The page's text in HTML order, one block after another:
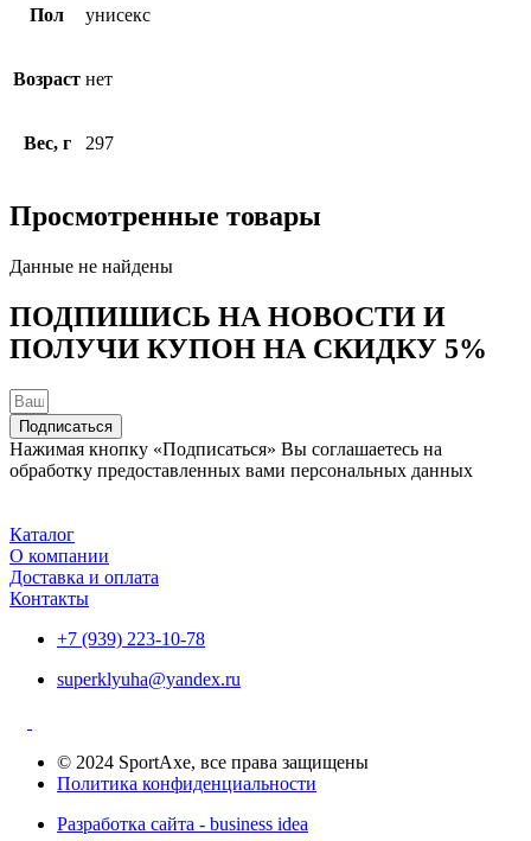
Пол унисекс
Возраст нет
Вес, г 297
Просмотренные товары
Данные не найдены
ПОДПИШИСЬ НА НОВОСТИ И
ПОЛУЧИ КУПОН НА СКИДКУ 5%
Подписаться
Нажимая кнопку «Подписаться» Вы соглашаетесь на
обработку предоставленных вами персональных данных
Каталог
О компании
Доставка и оплата
Контакты
+7 (939) 223-10-78
superklyuha@yandex.ru
© 2024 SportAxe, все права защищены
Политика конфиденциальности
Разработка сайта - business idea